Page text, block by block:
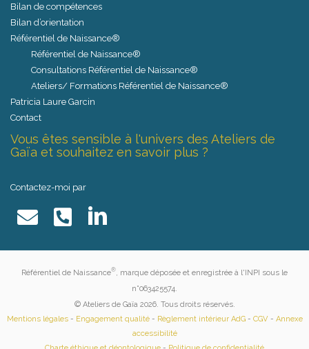
Bilan de compétences
Bilan d’orientation
Référentiel de Naissance®
Référentiel de Naissance®
Consultations Référentiel de Naissance®
Ateliers/ Formations Référentiel de Naissance®
Patricia Laure Garcin
Contact
Vous êtes sensible à l'univers des Ateliers de
Gaïa et souhaitez en savoir plus ?
Contactez-moi par
Référentiel de Naissance®, marque déposée et enregistrée à l'INPI sous le
n°063425574.
© Ateliers de Gaïa 2026. Tous droits réservés.
Mentions légales- Engagement qualité- Règlement intérieur AdG- CGV- Annexe
accessibilité